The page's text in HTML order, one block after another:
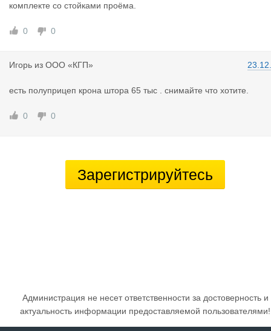
комплекте со стойками проёма.
0 0
Игорь из ООО «КГП»
есть полуприцеп крона штора 65 тыс . снимайте что хотите.
0 0
Зарегистрируйтесь
Администрация не несет ответственности за достоверность и
актуальность информации предоставляемой пользователями!